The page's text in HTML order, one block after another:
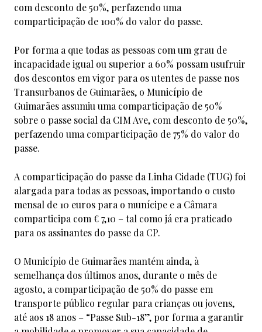
com desconto de 50%, perfazendo uma
comparticipação de 100% do valor do passe.
Por forma a que todas as pessoas com um grau de
incapacidade igual ou superior a 60% possam usufruir
dos descontos em vigor para os utentes de passe nos
Transurbanos de Guimarães, o Município de
Guimarães assumiu uma comparticipação de 50%
sobre o passe social da CIM Ave, com desconto de 50%,
perfazendo uma comparticipação de 75% do valor do
passe.
A comparticipação do passe da Linha Cidade (TUG) foi
alargada para todas as pessoas, importando o custo
mensal de 10 euros para o munícipe e a Câmara
comparticipa com € 7,10 – tal como já era praticado
para os assinantes do passe da CP.
O Município de Guimarães mantém ainda, à
semelhança dos últimos anos, durante o mês de
agosto, a comparticipação de 50% do passe em
transporte público regular para crianças ou jovens,
até aos 18 anos – “Passe Sub-18”, por forma a garantir